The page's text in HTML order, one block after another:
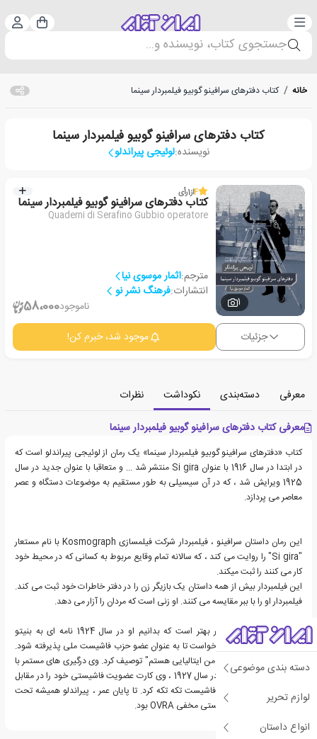
دسته‌بندی سبد
جستجوی کتاب، نویسنده و...
دسته بندی موضوعی
لوازم تحریر
انواع داستان
خانه / کتاب دفترهای سرافینو گوبیو فیلمبردار سینما
کتاب دفترهای سرافینو گوبیو فیلمبردار سینما
نویسنده:لوئیجی پیراندلو
1
4از1رأی
کتاب دفترهای سرافینو گوبیو فیلمبردار سینما
Quaderni di Serafino Gubbio operatore
مترجم:اثمار موسوی نیا
انتشارات:فرهنگ نشر نو
ناموجود58،000
جزئیات موجود شد، خبرم کن!
معرفی دسته‌بندی نکوداشت
نظرات
معرفی کتاب دفترهای سرافینو گوبیو فیلمبردار سینما
کتاب «دفترهای سرافینو گوبیو فیلمبردار سینما» یک رمان از لوئیجی پیراندلو است که
در ابتدا در سال 1916 با عنوان Si gira منتشر شد ... و متعاقبا با عنوان جدید در سال
1925 ویرایش شد ، که در آن سیسیلی به طور مستقیم به موضوعات دستگاه و عصر
معاصر می پردازد.
این رمان داستان سرافینو ، فیلمبردار شرکت فیلمسازی Kosmograph با نام مستعار
"Si gira" را روایت می کند ، که سالانه تمام وقایع مربوط به کسانی که در محیط خود
کار می کنند را ثبت میکند.
این فیلمبردار بیش از همه داستان یک بازیگر زن را در دفتر خاطرات خود ثبت می کند.
فیلمبردار او را با ببر مقایسه می کنند. او زنی است که مردان را آزار می دهد.
راجع به نویسنده این اثر بهتر است که بدانیم او در سال 1924 نامه ای به بنیتو
موسولینی نوشت و از او خواست تا به عنوان عضو حزب فاشیست ملی پذیرفته شود.
او خود را "فاشیست چون من ایتالیایی هستم" توصیف کرد. وی درگیری های مستمر با
رهبران فاشیست داشت. در سال 1927 ، وی کارت عضویت فاشیستی خود را در مقابل
دبیرکل وحشت زده حزب فاشیست تکه تکه کرد. تا پایان عمر ، پیراندلو همیشه تحت
نظارت شدید پلیس فاشیستی مخفی OVRA بود.